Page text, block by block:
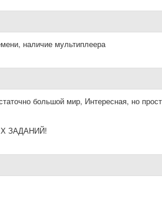
наличие мультиплеера
большой мир, Интересная, но
ЗАДАНИЙ!